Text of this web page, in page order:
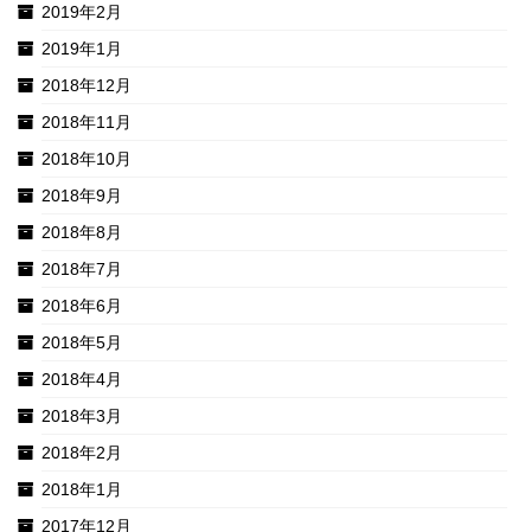
2019年2月
2019年1月
2018年12月
2018年11月
2018年10月
2018年9月
2018年8月
2018年7月
2018年6月
2018年5月
2018年4月
2018年3月
2018年2月
2018年1月
2017年12月